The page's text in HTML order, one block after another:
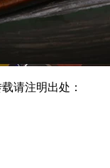
请注明出处：